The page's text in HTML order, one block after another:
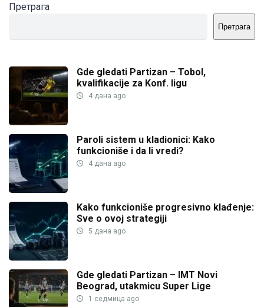
Претрага
Претрага
Gde gledati Partizan – Tobol,
kvalifikacije za Konf. ligu
4 дана ago
Paroli sistem u kladionici: Kako
funkcioniše i da li vredi?
4 дана ago
Kako funkcioniše progresivno klađenje:
Sve o ovoj strategiji
5 дана ago
Gde gledati Partizan – IMT Novi
Beograd, utakmicu Super Lige
1 седмица ago